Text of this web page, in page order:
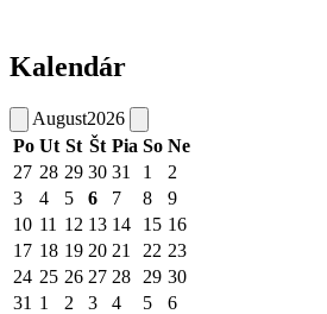
Kalendár
August2026
Po Ut St Št Pia So Ne
27 28 29 30 31 1
2
3
4 5 6 7 8
9
10 11 12 13 14 15 16
17 18 19 20 21 22 23
24 25 26 27 28 29 30
31 1 2 3 4 5 6